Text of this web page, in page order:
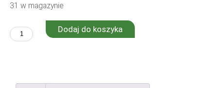
31 w magazynie
ilość
Dodaj do koszyka